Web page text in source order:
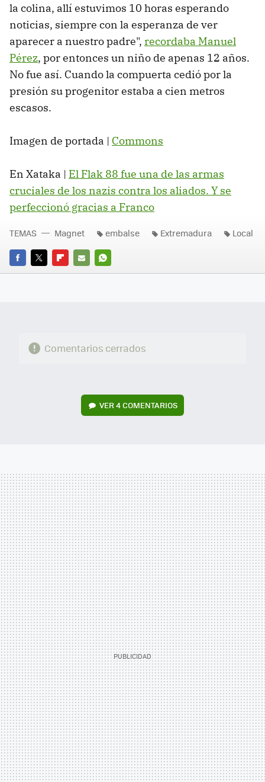
la colina, allí estuvimos 10 horas esperando
noticias, siempre con la esperanza de ver
aparecer a nuestro padre", recordaba Manuel
Pérez, por entonces un niño de apenas 12 años.
No fue así. Cuando la compuerta cedió por la
presión su progenitor estaba a cien metros
escasos.
Imagen de portada | Commons
En Xataka | El Flak 88 fue una de las armas
cruciales de los nazis contra los aliados. Y se
perfeccionó gracias a Franco
FACEBOOK
TWITTERFLIPBOARD
E-
WHATSAPP
TEMAS Magnet embalse Extremadura Local
Comentarios cerrados
VER4 COMENTARIOS